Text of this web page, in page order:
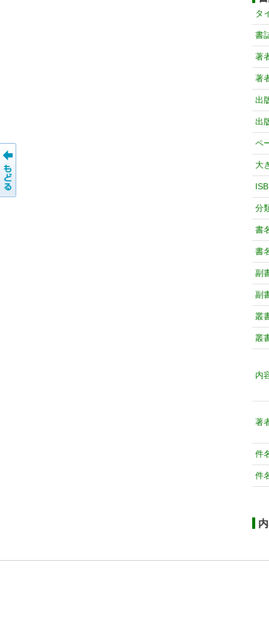
タ
書
著
著
出
出
ペ
大
分
書
書
副
副
叢
叢
内
著
件
件